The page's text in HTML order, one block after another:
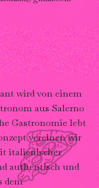
wird von einem
aus Salerno
Gastronomie lebt
vereinen wir
italienischer
authentisch und
dem